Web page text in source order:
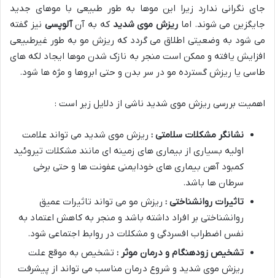
جای نگرانی ندارد زیرا این موها به طور طبیعی با موهای جدید
جایگزین می شوند. اما ریزش موی شدید که به آنآلوپسی نیز گفته
می شود به وضعیتی اطلاق می گردد که ریزش مو به طور غیرطبیعی
افزایش یافته و ممکن است منجر به نازک شدن موها ایجاد لکه های
طاسی یا ریزش گسترده مو در سر بدن و حتی ابروها و مژه ها شود.
اهمیت بررسی ریزش موی شدید ناشی از دلایل زیر است :
نشانگر مشکلات سلامتی : ریزش موی شدید می تواند علامت
اولیه بسیاری از بیماری های زمینه ای مانند مشکلات تیروئید
کمبود آهن بیماری های خودایمنی عفونت ها و حتی برخی
سرطان ها باشد.
تاثیرات روانشناختی : ریزش مو می تواند تاثیرات عمیق
روانشناختی بر افراد داشته باشد و منجر به کاهش اعتماد به
نفس اضطراب افسردگی و مشکلات در روابط اجتماعی شود.
تشخیص زودهنگام و درمان موثر : تشخیص به موقع علت
ریزش موی شدید و شروع درمان مناسب می تواند از پیشرفت